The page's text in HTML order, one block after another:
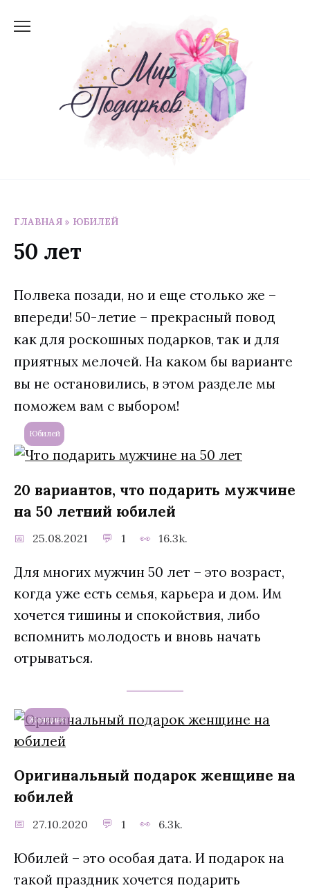
ГЛАВНАЯ » ЮБИЛЕЙ
50 лет
Полвека позади, но и еще столько же –
впереди! 50-летие – прекрасный повод
как для роскошных подарков, так и для
приятных мелочей. На каком бы варианте
вы не остановились, в этом разделе мы
поможем вам с выбором!
Юбилей
20 вариантов, что подарить мужчине
на 50 летний юбилей
25.08.2021 1 16.3k.
Для многих мужчин 50 лет – это возраст,
когда уже есть семья, карьера и дом. Им
хочется тишины и спокойствия, либо
вспомнить молодость и вновь начать
отрываться.
Женщине
Оригинальный подарок женщине на
юбилей
27.10.2020 1 6.3k.
Юбилей – это особая дата. И подарок на
такой праздник хочется подарить